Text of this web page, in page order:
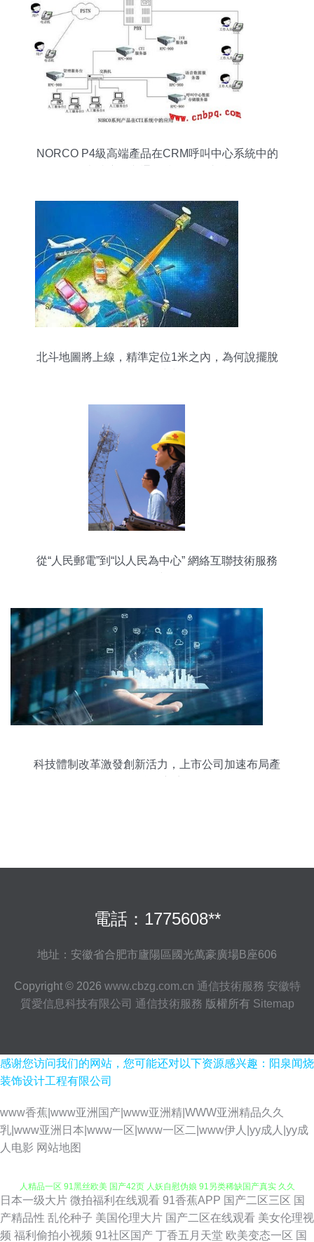
NORCO P4級高端產品在CRM呼叫中心系統中的
北斗地圖將上線，精準定位1米之內，為何說擺脫
從“人民郵電”到“以人民為中心” 網絡互聯技術服務
科技體制改革激發創新活力，上市公司加速布局產
電話：1775608**
地址：安徽省合肥市廬陽區國光萬豪廣場B座606
Copyright © 2026 www.cbzg.com.cn 通信技術服務 安徽特
質愛信息科技有限公司 通信技術服務 版權所有 Sitemap
感谢您访问我们的网站，您可能还对以下资源感兴趣：阳泉闻烧
装饰设计工程有限公司
www香蕉|www亚洲国产|www亚洲精|WWW亚洲精品久久
乳|www亚洲日本|www一区|www一区二|www伊人|yy成人|yy成
人电影 网站地图
91久久国产人妖系列 日韩A级一级 91美鲍 国产第十二页 欧美123区 午夜成
八区九区十区 夜夜骑人人乐 91在线婷婷超碰 狼友福利社区 91va视频 91综
日本一级大片 微拍福利在线观看 91香蕉APP 国产二区三区 国
产精品性 乱伦种子 美国伦理大片 国产二区在线观看 美女伦理视
频 福利偷拍小视频 91社区国产 丁香五月天堂 欧美变态一区 国